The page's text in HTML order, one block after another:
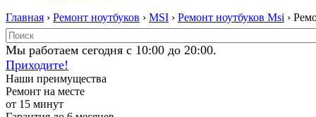
Главная › Ремонт ноутбуков › MSI › Ремонт ноутбуков Msi ›
Мы работаем сегодня с 10:00 до 20:00.
Приходите!
Наши преимущества
Ремонт на месте
от 15 минут